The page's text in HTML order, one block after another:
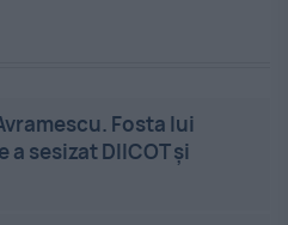
Fosta lui
sesizat DIICOT și